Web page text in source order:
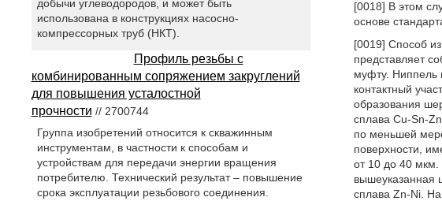
[0018] В этом
основе
[0019] Способ
представляет
муфту. Ниппель
контактный
образования
сплава Cu-Sn-
по меньшей
поверхности,
от 10 до 40 мкм.
вышеуказанная
сплава Zn-Ni.
добычи углеводородов, и может быть
использована в конструкциях насосно-
компрессорных труб (НКТ).
Профиль резьбы с
комбинированным сопряжением закруглений
для повышения усталостной
прочности // 2700744
Группа изобретений относится к скважинным
инструментам, в частности к способам и
устройствам для передачи энергии вращения
потребителю. Технический результат – повышение
срока эксплуатации резьбового соединения.